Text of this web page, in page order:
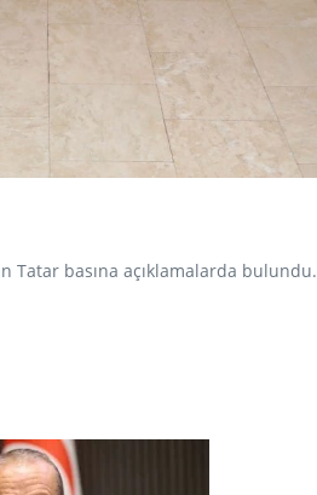
Tatar basına açıklamalarda bulundu.